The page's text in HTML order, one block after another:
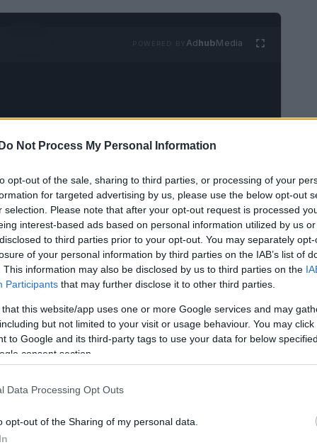
Do Not Process My Personal Information
opt-out of the sale, sharing to third parties, or processing of your
for targeted advertising by us, please use the below opt-out
selection. Please note that after your opt-out request is processed
interest-based ads based on personal information utilized by us
to third parties prior to your opt-out. You may separately
of your personal information by third parties on the IAB’s list of
This information may also be disclosed by us to third parties on the
Participants that may further disclose it to other third parties.
that this website/app uses one or more Google services and may
but not limited to your visit or usage behaviour. You may
to Google and its third-party tags to use your data for below
consent section.
Data Processing Opt Outs
opt-out of the Sharing of my personal data.
AdhubMedia
e moda
Santo Domingosi è celebrato nel 2014
nota per le sue piste da sci e per essere
avvolta in un abito di pizzo firmato Valentino,
e il suo fascino. Andrea, primogenito della
mantenuto un profilo basso, lontano dai
figli.